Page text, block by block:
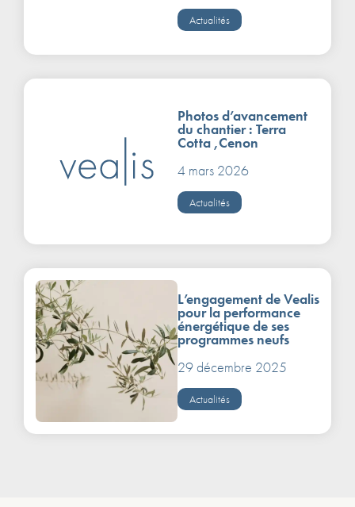
Actualités
Photos d’avancement
du chantier : Terra
Cotta ,Cenon
4 mars 2026
Actualités
L’engagement de Vealis
pour la performance
énergétique de ses
programmes neufs
29 décembre 2025
Actualités